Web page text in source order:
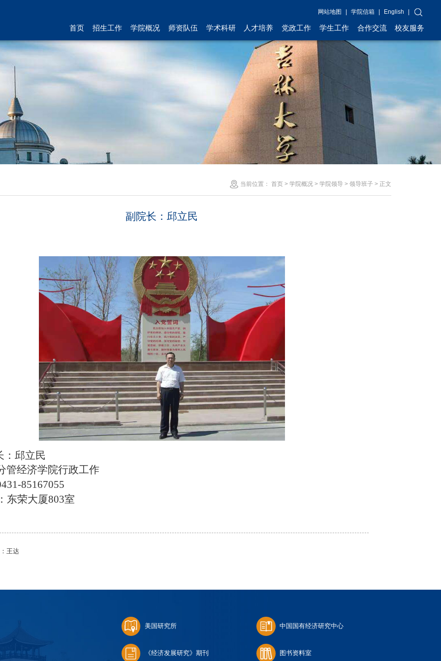
网站地图 学院信箱 English
首页 招生工作 学院概况 师资队伍 学术科研 人才培养 党政工作 学生工作 合作交流 校友服务
当前位置：首页 >学院概况 >学院领导 >领导班子 > 正文
副院长：邱立民
：邱立民
经济学院行政工作
85167055
东荣大厦803室
王达
美国研究所 中国国有经济研究中心
《经济发展研究》期刊 图书资料室